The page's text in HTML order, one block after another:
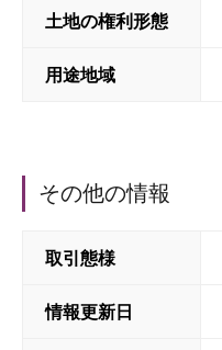
土地の権利形態
用途地域
その他の情報
取引態様
情報更新日